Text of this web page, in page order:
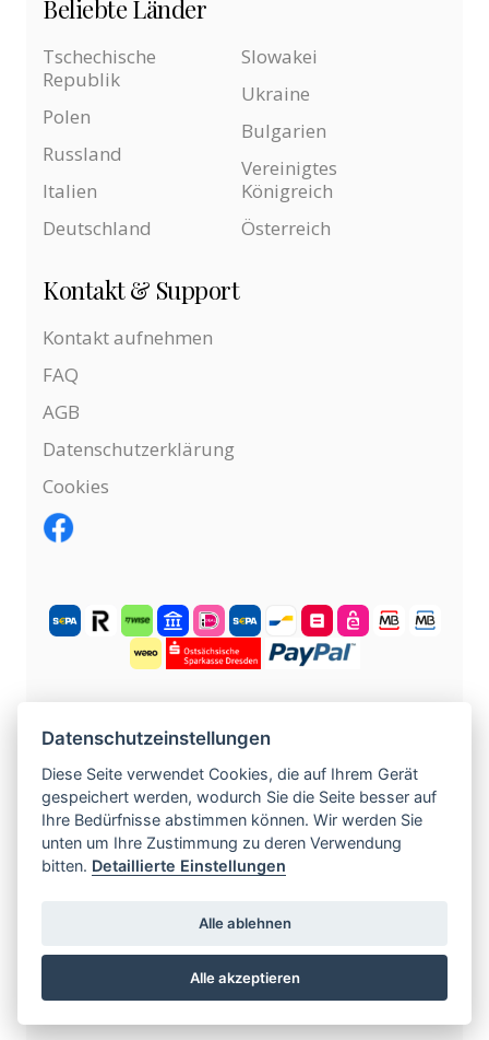
Beliebte Länder
Tschechische
Republik
Polen
Russland
Italien
Deutschland
Slowakei
Ukraine
Bulgarien
Vereinigtes
Königreich
Österreich
Kontakt & Support
Kontakt aufnehmen
FAQ
AGB
Datenschutzerklärung
Cookies
©2004 -2026tschechische-traumfrauen.de.
Alle Rechte vorbehalten.
KOSTENLOS ANMELDEN
www.europska-zoznamka.sk
seznamka.cz|www.loveineurope.eu|
www.stavdum.cz
Datenschutzeinstellungen
Diese Seite verwendet Cookies, die auf Ihrem Gerät
gespeichert werden, wodurch Sie die Seite besser auf
Ihre Bedürfnisse abstimmen können. Wir werden Sie
unten um Ihre Zustimmung zu deren Verwendung
bitten. Detaillierte Einstellungen
Alle ablehnen
Alle akzeptieren